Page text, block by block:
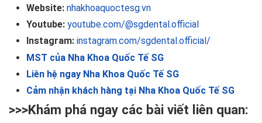
Website: nhakhoaquoctesg.vn
Youtube: youtube.com/@sgdental.official
Instagram: instagram.com/sgdental.official/
MST của Nha Khoa Quốc Tế SG
Liên hệ ngay Nha Khoa Quốc Tế SG
Cảm nhận khách hàng tại Nha Khoa Quốc Tế SG
>>>Khám phá ngay các bài viết liên quan: